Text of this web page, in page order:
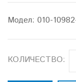
Модел: 010-
КОЛИЧЕСТВО: